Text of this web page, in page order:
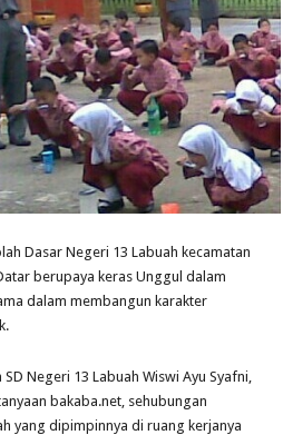
Dasar Negeri 13 Labuah kecamatan
berupaya keras Unggul dalam
dalam membangun karakter
Negeri 13 Labuah Wiswi Ayu Syafni,
bakaba.net, sehubungan
yang dipimpinnya di ruang kerjanya